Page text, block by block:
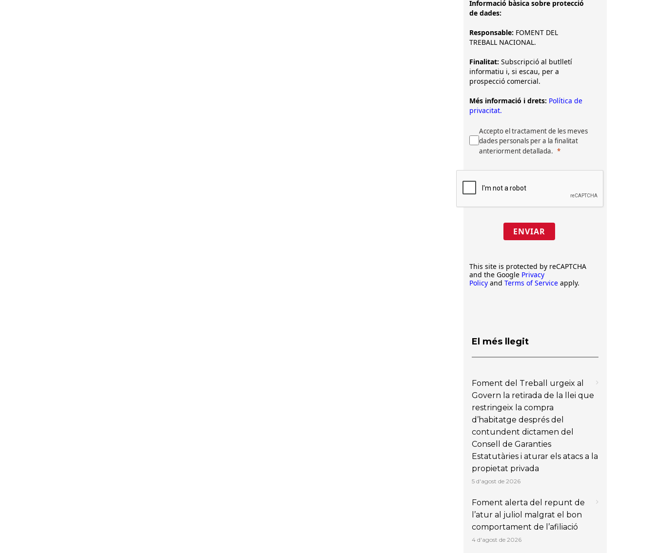
Informació bàsica sobre protecció
de dades:
Responsable: FOMENT DEL
TREBALL NACIONAL.
Finalitat: Subscripció al butlletí
informatiu i, si escau, per a
prospecció comercial.
Més informació i drets: Política de
privacitat.
Accepto el tractament de les meves
dades personals per a la finalitat
anteriorment detallada.
ENVIAR
This site is protected by reCAPTCHA
and the Google Privacy
Policy and Terms of Service apply.
El més llegit
Foment del Treball urgeix al
Govern la retirada de la llei que
restringeix la compra
d’habitatge després del
contundent dictamen del
Consell de Garanties
Estatutàries i aturar els atacs a la
propietat privada
5 d'agost de 2026
Foment alerta del repunt de
l’atur al juliol malgrat el bon
comportament de l’afiliació
4 d'agost de 2026